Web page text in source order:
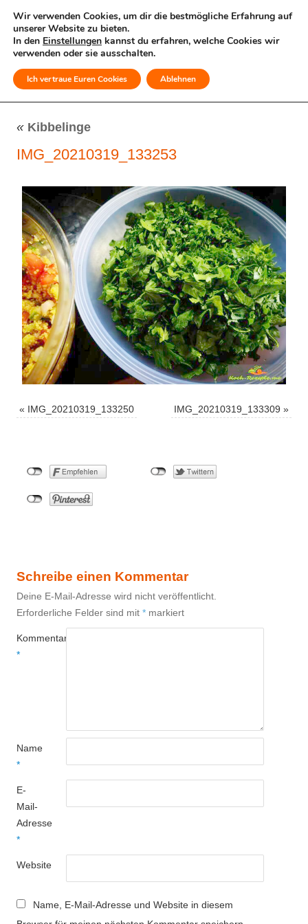
MENÜ
« Kibbelinge
IMG_20210319_133253
« IMG_20210319_133250 IMG_20210319_133309 »
Schreibe einen Kommentar
Deine E-Mail-Adresse wird nicht veröffentlicht.
Erforderliche Felder sind mit * markiert
Kommentar
*
Name
*
E-
Mail-
Adresse
*
Website
Name, E-Mail-Adresse und Website in diesem
Wir verwenden Cookies, um dir die bestmögliche Erfahrung auf
unserer Website zu bieten.
In den Einstellungen kannst du erfahren, welche Cookies wir
verwenden oder sie ausschalten.
Ich vertraue Euren Cookies Ablehnen